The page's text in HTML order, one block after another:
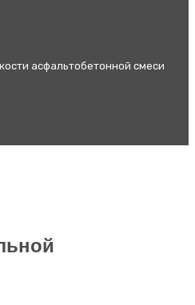
асфальтобетонной смеси